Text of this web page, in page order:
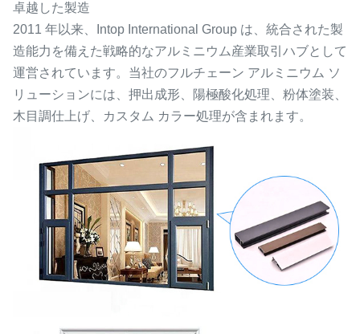
卓越した製造
2011 年以来、Intop International Group は、統合された製
造能力を備えた戦略的なアルミニウム産業取引ハブとして
運営されています。当社のフルチェーン アルミニウム ソ
リューションには、押出成形、陽極酸化処理、粉体塗装、
木目調仕上げ、カスタム カラー処理が含まれます。